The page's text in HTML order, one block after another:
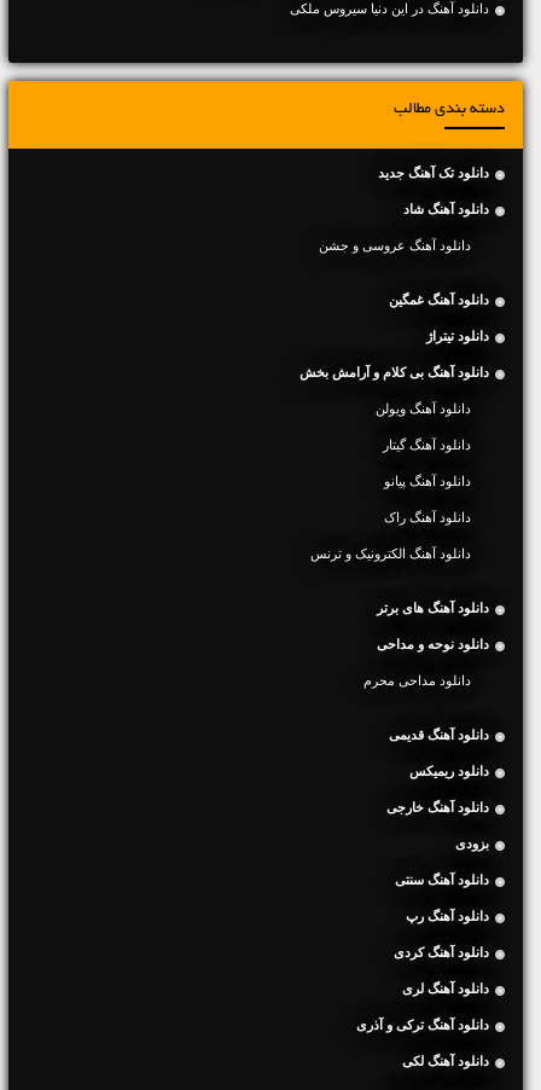
دانلود آهنگ در این دنیا سیروس ملکی
دسته بندی مطالب
دانلود تک آهنگ جدید
دانلود آهنگ شاد
دانلود آهنگ عروسی و جشن
دانلود آهنگ غمگین
دانلود تیتراژ
دانلود آهنگ بی کلام و آرامش بخش
دانلود آهنگ ویولن
دانلود آهنگ گیتار
دانلود آهنگ پیانو
دانلود آهنگ راک
دانلود آهنگ الکترونیک و ترنس
دانلود آهنگ های برتر
دانلود نوحه و مداحی
دانلود مداحی محرم
دانلود آهنگ قدیمی
دانلود ریمیکس
دانلود آهنگ خارجی
بزودی
دانلود آهنگ سنتی
دانلود آهنگ رپ
دانلود آهنگ کردی
دانلود آهنگ لری
دانلود آهنگ ترکی و آذری
دانلود آهنگ لکی